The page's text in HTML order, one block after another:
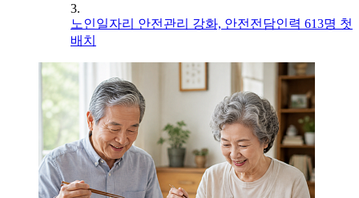
3.
노인일자리 안전관리 강화, 안전전담인력 613명 첫
배치